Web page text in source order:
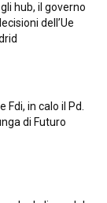
hub, il governo
dell’Ue
in calo il Pd.
di Futuro